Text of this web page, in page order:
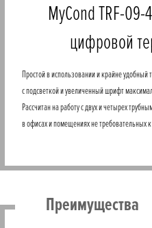
MyCond TRF-
цифровой
Простой в использовании и крайне
с подсветкой и увеличенный шрифт
Рассчитан на работу с двух и четырех
в офисах и помещениях не требовательных
Преимущества